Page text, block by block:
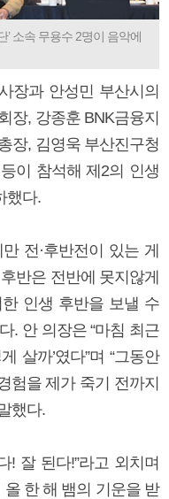
’ 소속 무용수 2명이 음악에
장과 안성민 부산시의
장, 강종훈 BNK금융지
장, 김영욱 부산진구청
이 참석해 제2의 인생
했다.
전·후반전이 있는 게
반은 전반에 못지않게
한 인생 후반을 보낼 수
. 안 의장은 “마침 최근
살까’였다”며 “그동안
험을 제가 죽기 전까지
했다.
! 잘 된다!”라고 외치며
올 한 해 뱀의 기운을 받